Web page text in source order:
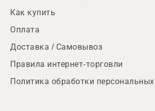
Как купить
Оплата
Доставка / Самовывоз
Правила интернет-торговли
Политика обработки